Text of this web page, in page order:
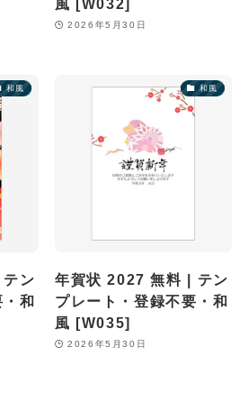
2026年5月30日
和風
ン
和
和風
年賀状 2027 無料 | テン
プレート・登録不要・和
風 [W035]
2026年5月30日